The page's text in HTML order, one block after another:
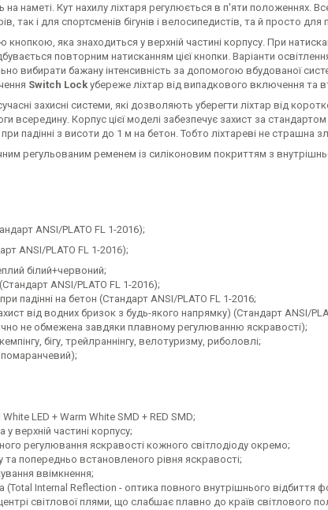
на наметі. Кут нахилу ліхтаря регулюється в п'яти положеннях.
так і для спортсменів бігунів і велосипедистів, та й просто
яка знаходиться у верхній частині корпусу. При
повторним натисканням цієї кнопки. Варіанти
вибирати бажану інтенсивність за допомогою вбудованої
Switch Lock убереже ліхтар від випадкового включення та
захисні системи, які дозволяють уберегти ліхтар від
всередину. Корпус цієї моделі забезпечує захист за
при падінні з висоти до 1 м на бетон. Тобто ліхтареві не страшна
регульованим ременем із силіконовим покриттям з
ANSI/PLATO FL 1-2016);
ANSI/PLATO FL 1-2016);
білий+червоний;
ANSI/PLATO FL 1-2016);
падінні на бетон (Стандарт ANSI/PLATO FL 1-2016;
від водних бризок з будь-якого напрямку) (Стандарт ANSI/
не обмежена завдяки плавному регулюванню яскравості);
бігу, трейлраннінгу, велотуризму, риболовлі;
помаранчевий);
LED + Warm White SMD + RED SMD;
у верхній частині корпусу;
регулювання яскравості кожного світлодіоду окремо;
попередньо встановленого рівня яскравості;
ввімкнення;
(Total Internal Reflection - оптика повного внутрішнього відбиття
світлової плями, що слабшає плавно до країв світлового